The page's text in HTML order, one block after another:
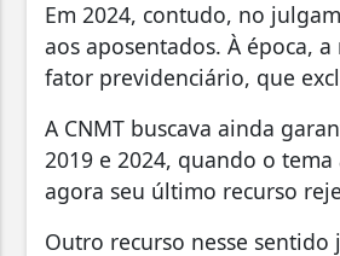
Em 2024, contudo, no
aos aposentados. À época,
fator previdenciário, que
A CNMT buscava ainda
2019 e 2024, quando o
agora seu último recurso
Outro recurso nesse sentido